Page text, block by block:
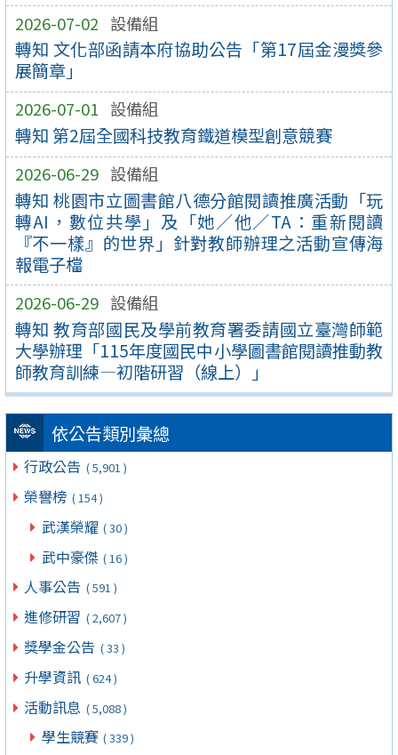
2026-07-02 設備組
轉知 文化部函請本府協助公告「第17屆金漫獎參
展簡章」
2026-07-01 設備組
轉知 第2屆全國科技教育鐵道模型創意競賽
2026-06-29 設備組
轉知 桃園市立圖書館八德分館閱讀推廣活動「玩
轉AI，數位共學」及「她／他／TA：重新閱讀
『不一樣』的世界」針對教師辦理之活動宣傳海
報電子檔
2026-06-29 設備組
轉知 教育部國民及學前教育署委請國立臺灣師範
大學辦理「115年度國民中小學圖書館閱讀推動教
師教育訓練—初階研習（線上）」
依公告類別彙總
行政公告 ( 5,901 )
榮譽榜 ( 154 )
武漢榮耀 ( 30 )
武中豪傑 ( 16 )
人事公告 ( 591 )
進修研習 ( 2,607 )
獎學金公告 ( 33 )
升學資訊 ( 624 )
活動訊息 ( 5,088 )
學生競賽 ( 339 )